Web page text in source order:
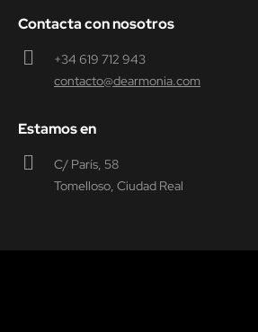
Contacta con nosotros
+34 619 712 943
contacto@dearmonia.com
Estamos en
C/ París, 58
Tomelloso, Ciudad Real